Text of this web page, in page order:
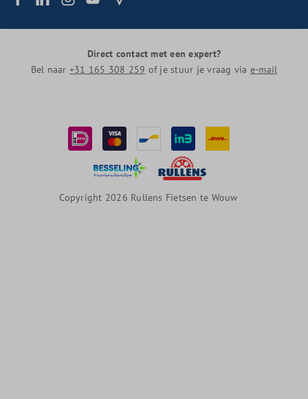
Direct contact met een expert?
Bel naar +31 165 308 259 of je stuur je vraag via e-mail
Copyright 2026 Rullens Fietsen te Wouw